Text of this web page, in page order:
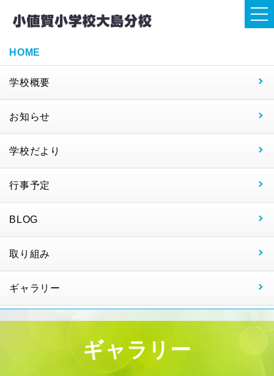
HOME
学校概要
お知らせ
学校だより
行事予定
BLOG
取り組み
ギャラリー
ギャラリー